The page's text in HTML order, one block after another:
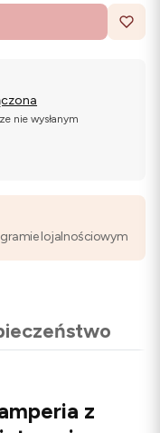
nie wysłanym
lojalnościowym
z